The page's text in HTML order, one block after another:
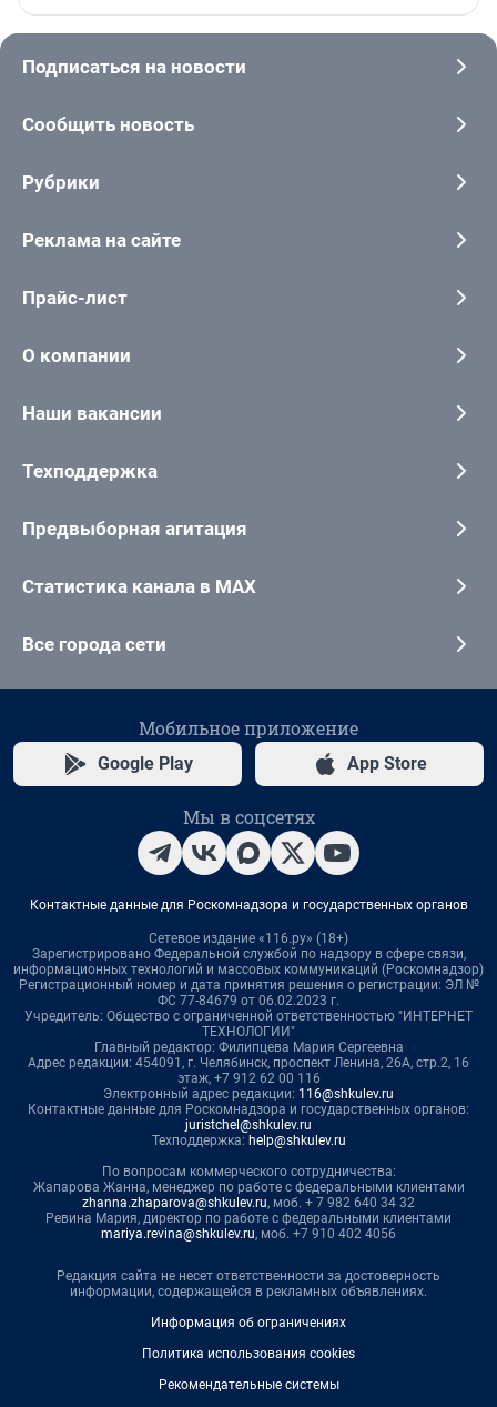
Подписаться на новости
Сообщить новость
Рубрики
Реклама на сайте
Прайс-лист
О компании
Наши вакансии
Техподдержка
Предвыборная агитация
Статистика канала в MAX
Все города сети
Мобильное приложение
Google Play App Store
Мы в соцсетях
Контактные данные для Роскомнадзора и государственных органов
Сетевое издание «116.ру» (18+)
Зарегистрировано Федеральной службой по надзору в сфере связи,
информационных технологий и массовых коммуникаций (Роскомнадзор)
Регистрационный номер и дата принятия решения о регистрации: ЭЛ №
ФС 77-84679 от 06.02.2023 г.
Учредитель: Общество с ограниченной ответственностью "ИНТЕРНЕТ
ТЕХНОЛОГИИ"
Главный редактор: Филипцева Мария Сергеевна
Адрес редакции: 454091, г. Челябинск, проспект Ленина, 26А, стр.2, 16
этаж, +7 912 62 00 116
Электронный адрес редакции: 116@shkulev.ru
Контактные данные для Роскомнадзора и государственных органов:
juristchel@shkulev.ru
Техподдержка: help@shkulev.ru
По вопросам коммерческого сотрудничества:
Жапарова Жанна, менеджер по работе с федеральными клиентами
zhanna.zhaparova@shkulev.ru, моб. + 7 982 640 34 32
Ревина Мария, директор по работе с федеральными клиентами
mariya.revina@shkulev.ru, моб. +7 910 402 4056
Редакция сайта не несет ответственности за достоверность
информации, содержащейся в рекламных объявлениях.
Информация об ограничениях
Политика использования cookies
Рекомендательные системы